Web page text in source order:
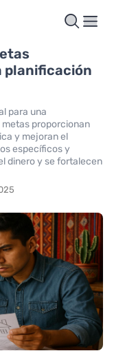
planificación
para una
proporcionan
y mejoran el
específicos y
dinero y se fortalecen